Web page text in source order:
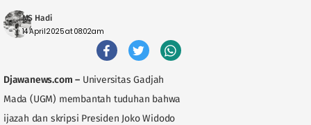
MS Hadi
14 April 2025 at 08:02am
Djawanews.com – Universitas Gadjah
Mada (UGM) membantah tuduhan bahwa
ijazah dan skripsi Presiden Joko Widodo